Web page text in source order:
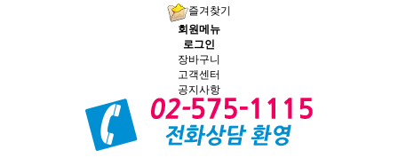
즐겨찾기
회원메뉴
로그인
장바구니
고객센터
공지사항